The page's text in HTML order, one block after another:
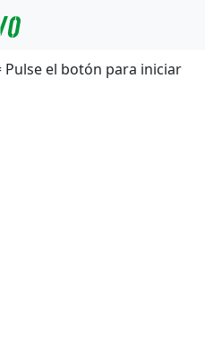
Pulse el botón para iniciar